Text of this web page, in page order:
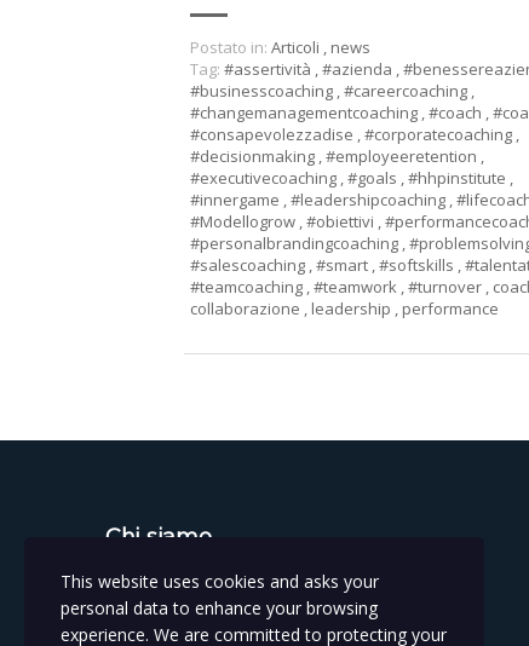
Postato in: Articoli , news
Tag: #assertività ,#azienda ,
#businesscoaching ,#careercoaching ,
#changemanagementcoaching ,#coach ,
#consapevolezzadise ,#corporatecoaching ,
#decisionmaking ,#employeeretention ,
#executivecoaching ,#goals ,#hhpinstitute ,
#innergame ,#leadershipcoaching ,
#Modellogrow ,#obiettivi ,
#personalbrandingcoaching ,
#salescoaching ,#smart ,#softskills ,
#teamcoaching ,#teamwork ,#turnover ,
collaborazione , leadership , performance
Chi siamo
Istituto per la salute e prestazione umana
This website uses cookies and asks your
personal data to enhance your browsing
experience. We are committed to protecting your